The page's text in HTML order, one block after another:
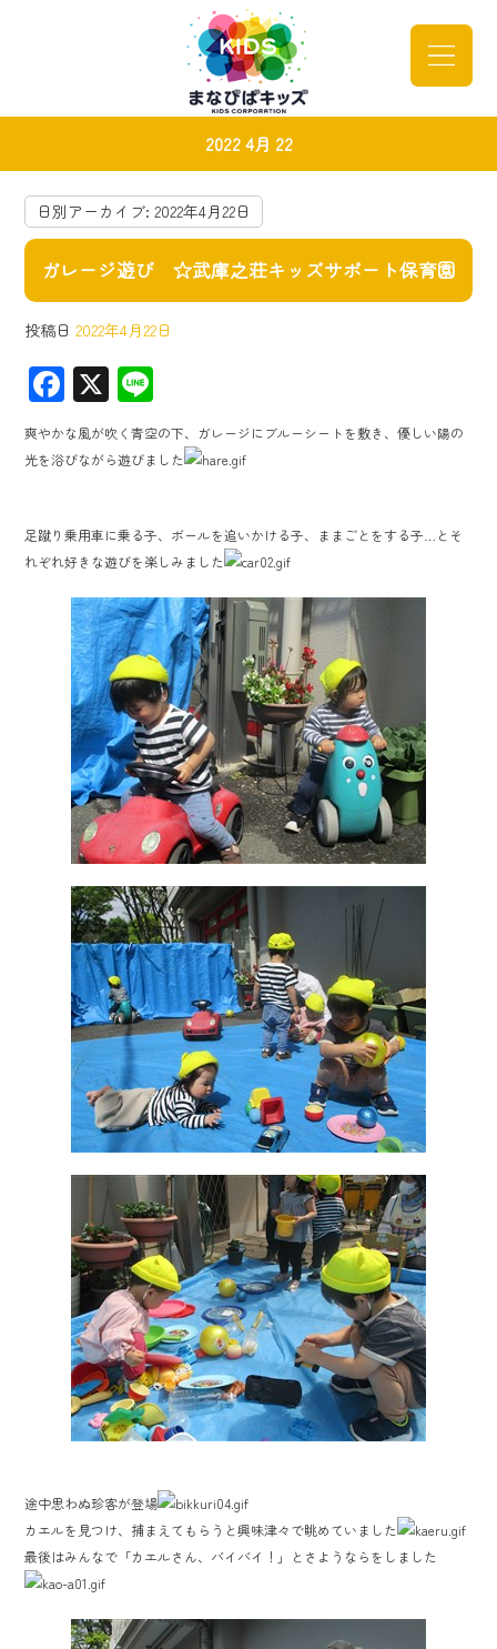
2022 4月 22
日別アーカイブ:2022年4月22日
ガレージ遊び ☆武庫之荘キッズサポート保育園
投稿日 2022年4月22日
F
ac
e
o
ok
X
ne
爽やかな風が吹く青空の下、ガレージにブルーシートを敷き、優しい陽の
光を浴びながら遊びました
足蹴り乗用車に乗る子、ボールを追いかける子、ままごとをする子…とそ
れぞれ好きな遊びを楽しみました
途中思わぬ珍客が登場
カエルを見つけ、捕まえてもらうと興味津々で眺めていました
最後はみんなで「カエルさん、バイバイ！」とさようならをしました